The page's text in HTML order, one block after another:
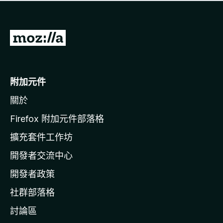
有
前
o
i
l
a
官
網
附加元件
關於
Firefox 附加元件部落格
擴充套件工作坊
開發者交流中心
開發者政策
社群部落格
討論區